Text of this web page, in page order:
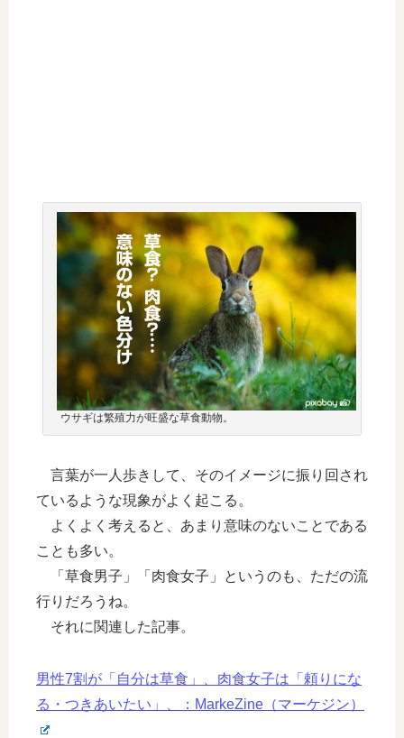
ウサギは繁殖力が旺盛な草食動物。
言葉が一人歩きして、そのイメージに振り回され
ているような現象がよく起こる。
よくよく考えると、あまり意味のないことである
ことも多い。
「草食男子」「肉食女子」というのも、ただの流
行りだろうね。
それに関連した記事。
男性7割が「自分は草食」、肉食女子は「頼りにな
る・つきあいたい」、：MarkeZine（マーケジン）